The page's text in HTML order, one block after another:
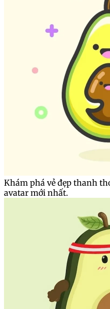
Khám phá vẻ đẹp thanh
avatar mới nhất.